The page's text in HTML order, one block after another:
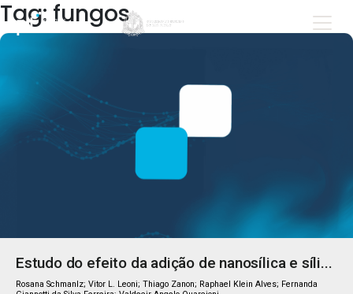
Tag: fungos
Estudo do efeito da adição de nanosílica e síli...
Rosana Schmanlz; Vitor L. Leoni; Thiago Zanon; Raphael Klein Alves; Fernanda